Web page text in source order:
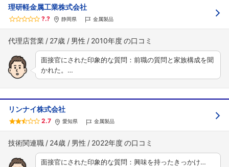
理研軽金属工業株式会社
?.? 静岡県 金属製品
代理店営業 27歳 男性 2010年度
面接官にされた印象的な質問：前職の質問と家族構成を聞
かれた。…
リンナイ株式会社
2.7 愛知県 金属製品
技術関連職 24歳 男性 2022年度
面接官にされた印象的な質問：興味を持ったきっかけ…